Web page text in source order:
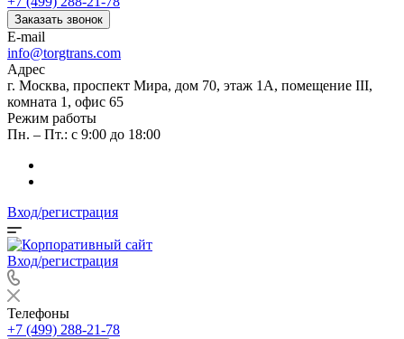
Заказать звонок
E-mail
info@torgtrans.com
Адрес
г. Москва, проспект Мира, дом 70, этаж 1А, помещение III,
комната 1, офис 65
Режим работы
Пн. – Пт.: с 9:00 до 18:00
Вход/регистрация
Вход/регистрация
Телефоны
+7 (499) 288-21-78